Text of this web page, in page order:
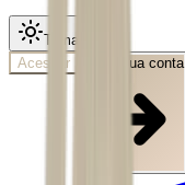
Tema
Acessar
Abra sua conta